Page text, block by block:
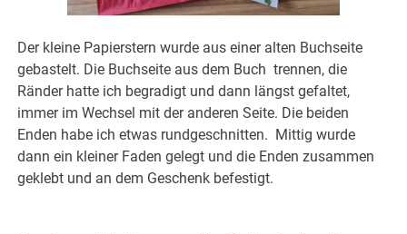
Der kleine Papierstern wurde aus einer alten Buchseite
gebastelt. Die Buchseite aus dem Buch trennen, die
Ränder hatte ich begradigt und dann längst gefaltet,
immer im Wechsel mit der anderen Seite. Die beiden
Enden habe ich etwas rundgeschnitten. Mittig wurde
dann ein kleiner Faden gelegt und die Enden zusammen
geklebt und an dem Geschenk befestigt.